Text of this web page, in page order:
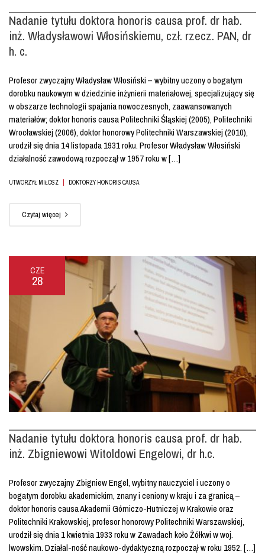
Nadanie tytułu doktora honoris causa prof. dr hab.
inż. Władysławowi Włosińskiemu, czł. rzecz. PAN, dr
h. c.
Profesor zwyczajny Władysław Włosiński – wybitny uczony o bogatym
dorobku naukowym w dziedzinie inżynierii materiałowej, specjalizujący się
w obszarze technologii spajania nowoczesnych, zaawansowanych
materiałów; doktor honoris causa Politechniki Śląskiej (2005), Politechniki
Wrocławskiej (2006), doktor honorowy Politechniki Warszawskiej (2010),
urodził się dnia 14 listopada 1931 roku. Profesor Władysław Włosiński
działalność zawodową rozpoczął w 1957 roku w […]
UTWORZYŁ MIŁOSZ | DOKTORZY HONORIS CAUSA
Czytaj więcej
CZE
28
Nadanie tytułu doktora honoris causa prof. dr hab.
inż. Zbigniewowi Witoldowi Engelowi, dr h.c.
Profesor zwyczajny Zbigniew Engel, wybitny nauczyciel i uczony o
bogatym dorobku akademickim, znany i ceniony w kraju i za granicą –
doktor honoris causa Akademii Górniczo-Hutniczej w Krakowie oraz
Politechniki Krakowskiej, profesor honorowy Politechniki Warszawskiej,
urodził się dnia 1 kwietnia 1933 roku w Zawadach koło Żółkwi w woj.
lwowskim. Działal-ność naukowo-dydaktyczną rozpoczął w roku 1952. […]